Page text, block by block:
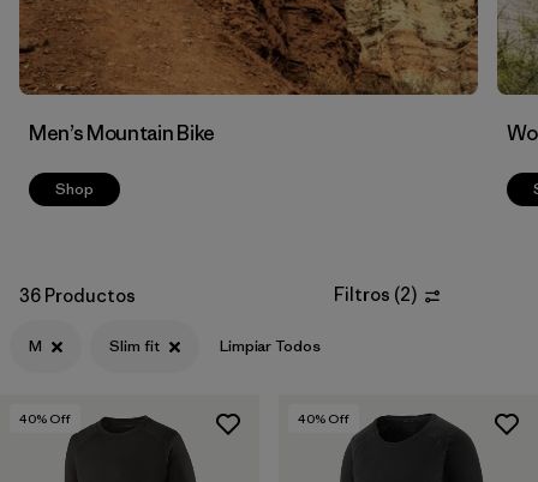
Men’s Mountain Bike
Shop
36 Productos Filtros (2)
M Slim fit Limpiar Todos
40% Off 40% Off